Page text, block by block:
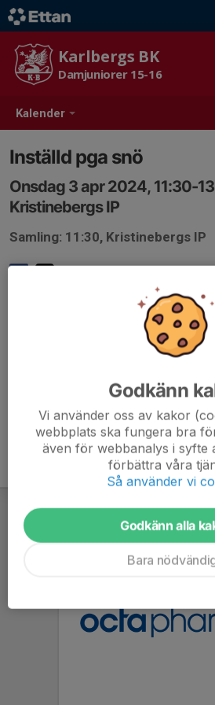
Kalender
Karlbergs BK
Damjuniorer 15-16
Inställd pga snö
Onsdag 3 apr 2024, 11:30-
Kristinebergs IP
Samling: 11:30, Kristinebergs IP
Godkänn
Vi använder oss av kakor
webbplats ska fungera bra
även för webbanalys i syfte
förbättra våra
Så använder vi
Godkänn alla
Bara